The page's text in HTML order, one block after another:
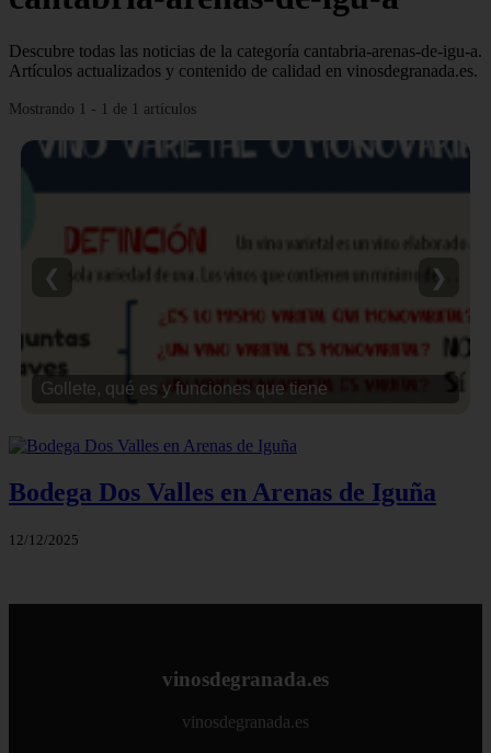
Descubre todas las noticias de la categoría cantabria-arenas-de-igu-a.
Artículos actualizados y contenido de calidad en vinosdegranada.es.
Mostrando 1 - 1 de 1 artículos
Gollete, qué es y funciones que tiene
❮ ❯
Bodega Dos Valles en Arenas de Iguña
12/12/2025
vinosdegranada.es
vinosdegranada.es